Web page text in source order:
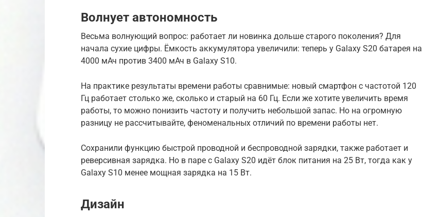
Волнует автономность
Весьма волнующий вопрос: работает ли новинка дольше старого поколения? Для
начала сухие цифры. Ёмкость аккумулятора увеличили: теперь у Galaxy S20 батарея на
4000 мАч против 3400 мАч в Galaxy S10.
На практике результаты времени работы сравнимые: новый смартфон с частотой 120
Гц работает столько же, сколько и старый на 60 Гц. Если же хотите увеличить время
работы, то можно понизить частоту и получить небольшой запас. Но на огромную
разницу не рассчитывайте, феноменальных отличий по времени работы нет.
Сохранили функцию быстрой проводной и беспроводной зарядки, также работает и
реверсивная зарядка. Но в паре с Galaxy S20 идёт блок питания на 25 Вт, тогда как у
Galaxy S10 менее мощная зарядка на 15 Вт.
Дизайн